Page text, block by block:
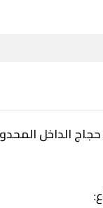
الداخل